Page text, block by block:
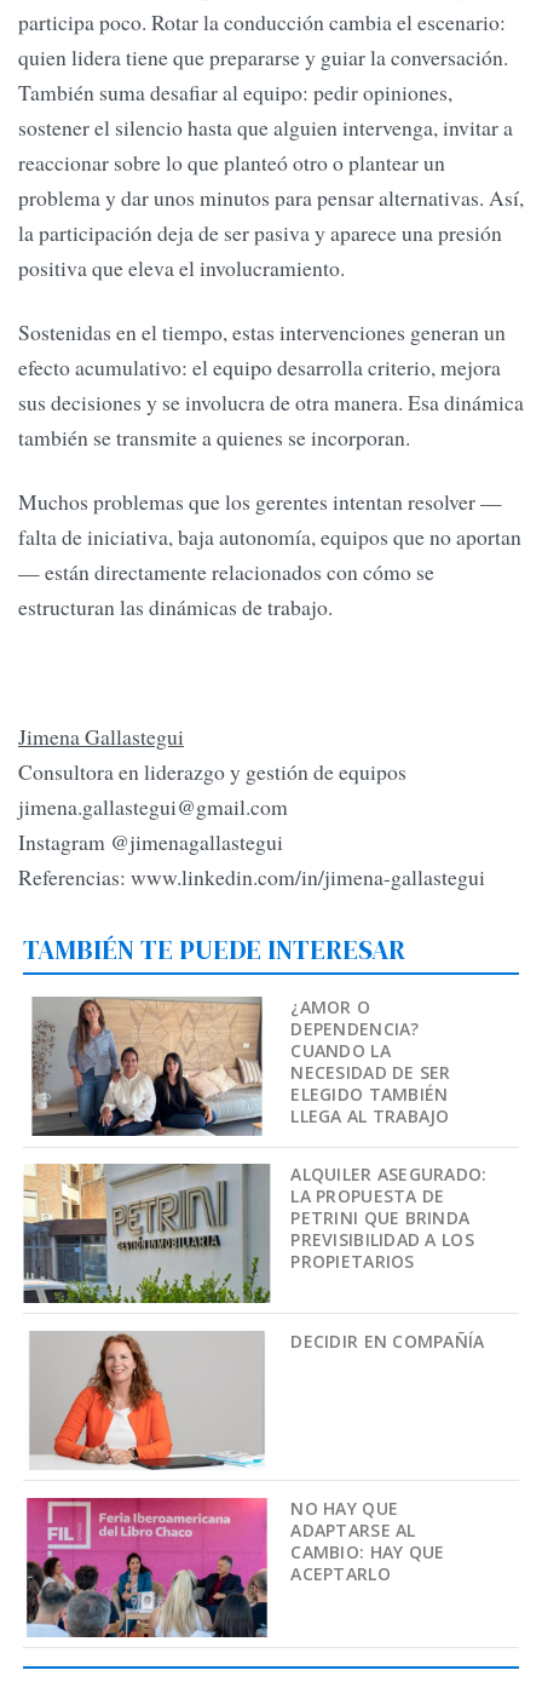
participa poco. Rotar la conducción cambia el escenario:
quien lidera tiene que prepararse y guiar la conversación.
También suma desafiar al equipo: pedir opiniones,
sostener el silencio hasta que alguien intervenga, invitar a
reaccionar sobre lo que planteó otro o plantear un
problema y dar unos minutos para pensar alternativas. Así,
la participación deja de ser pasiva y aparece una presión
positiva que eleva el involucramiento.
Sostenidas en el tiempo, estas intervenciones generan un
efecto acumulativo: el equipo desarrolla criterio, mejora
sus decisiones y se involucra de otra manera. Esa dinámica
también se transmite a quienes se incorporan.
Muchos problemas que los gerentes intentan resolver —
falta de iniciativa, baja autonomía, equipos que no aportan
— están directamente relacionados con cómo se
estructuran las dinámicas de trabajo.
Jimena Gallastegui
Consultora en liderazgo y gestión de equipos
jimena.gallastegui@gmail.com
Instagram @jimenagallastegui
Referencias: www.linkedin.com/in/jimena-gallastegui
TAMBIÉN TE PUEDE INTERESAR
¿AMOR O
DEPENDENCIA?
CUANDO LA
NECESIDAD DE SER
ELEGIDO TAMBIÉN
LLEGA AL TRABAJO
ALQUILER ASEGURADO:
LA PROPUESTA DE
PETRINI QUE BRINDA
PREVISIBILIDAD A LOS
PROPIETARIOS
DECIDIR EN COMPAÑÍA
NO HAY QUE
ADAPTARSE AL
CAMBIO: HAY QUE
ACEPTARLO